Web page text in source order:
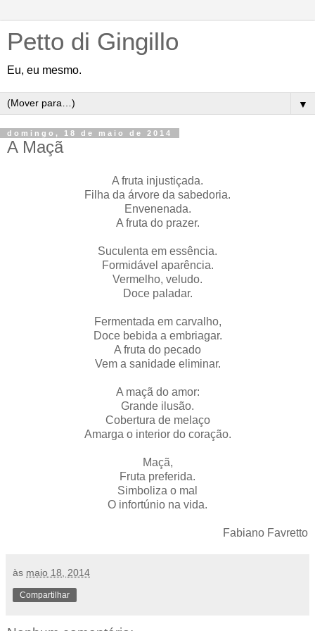
Petto di Gingillo
Eu, eu mesmo.
▼
domingo, 18 de maio de 2014
A Maçã
A fruta injustiçada.
Filha da árvore da sabedoria.
Envenenada.
A fruta do prazer.
Suculenta em essência.
Formidável aparência.
Vermelho, veludo.
Doce paladar.
Fermentada em carvalho,
Doce bebida a embriagar.
A fruta do pecado
Vem a sanidade eliminar.
A maçã do amor:
Grande ilusão.
Cobertura de melaço
Amarga o interior do coração.
Maçã,
Fruta preferida.
Simboliza o mal
O infortúnio na vida.
Fabiano Favretto
às maio 18, 2014
Compartilhar